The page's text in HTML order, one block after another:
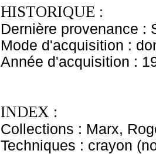
HISTORIQUE :
Dernière provenance :
Mode d'acquisition :
Année d'acquisition :
INDEX :
Collections : Marx,
Techniques : crayon